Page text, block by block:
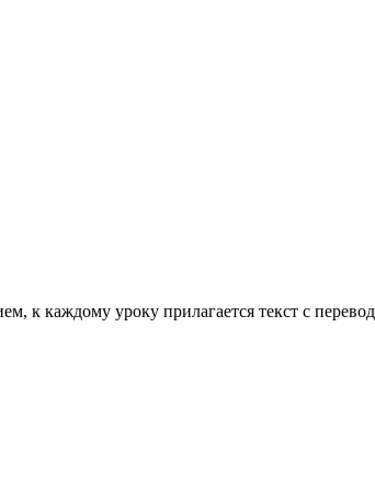
каждому уроку прилагается текст с